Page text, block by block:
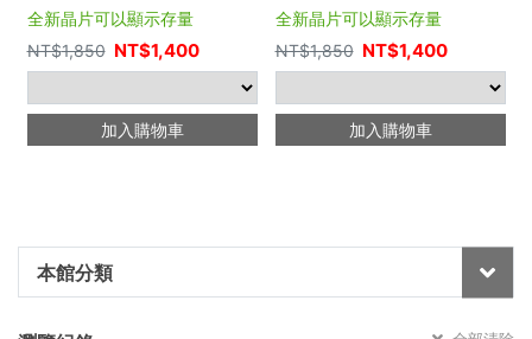
本館分類
全新晶片可以顯示存量
NT$1,850 NT$1,400
加入購物車
全新晶片可以顯示存量
NT$1,850 NT$1,400
加入購物車